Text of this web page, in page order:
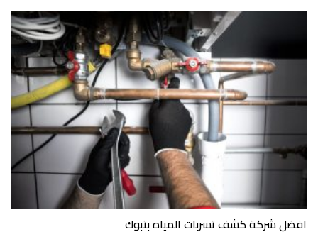
افضل شركة كشف تسربات المياه بتبوك